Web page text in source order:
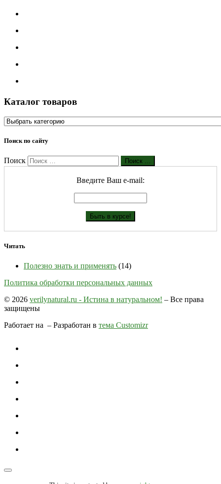
Каталог товаров
Поиск по сайту
Поиск Поиск …
Введите Ваш е-mail:
Читать
Полезно знать и применять (14)
Политика обработки персональных данных
© 2026 verilynatural.ru - Истина в натуральном! – Все права
защищены
Работает на – Разработан в тема Customizr